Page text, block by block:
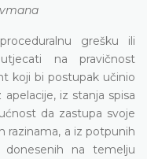
grešku ili
na pravičnost
koji bi postupak učinio
iz stanja spisa
da zastupa svoje
razinama, a iz potpunih
donesenih na temelju